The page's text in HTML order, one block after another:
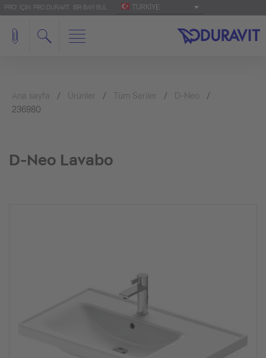
'PRO' IÇIN: PRO.DURAVIT BIR BAYI BUL TÜRKIYE
Ana sayfa Ürünler Tüm Seriler
D-Neo
236980
D-Neo Lavabo